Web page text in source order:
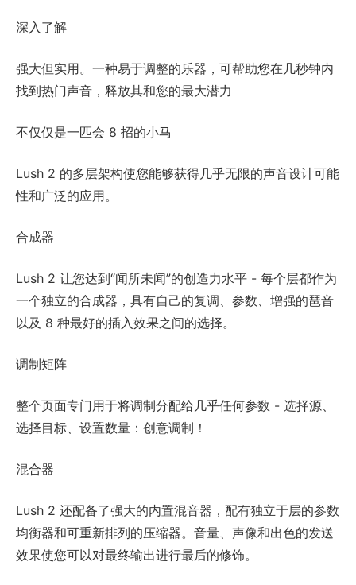
深入了解
强大但实用。一种易于调整的乐器，可帮助您在几秒钟内
找到热门声音，释放其和您的最大潜力
不仅仅是一匹会 8 招的小马
Lush 2 的多层架构使您能够获得几乎无限的声音设计可能
性和广泛的应用。
合成器
Lush 2 让您达到“闻所未闻”的创造力水平 - 每个层都作为
一个独立的合成器，具有自己的复调、参数、增强的琶音
以及 8 种最好的插入效果之间的选择。
调制矩阵
整个页面专门用于将调制分配给几乎任何参数 - 选择源、
选择目标、设置数量：创意调制！
混合器
Lush 2 还配备了强大的内置混音器，配有独立于层的参数
均衡器和可重新排列的压缩器。音量、声像和出色的发送
效果使您可以对最终输出进行最后的修饰。